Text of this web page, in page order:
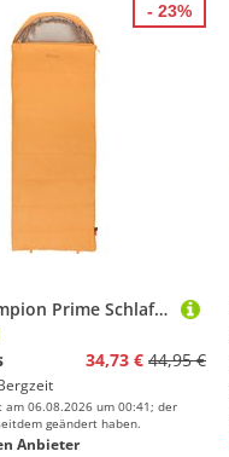
Outwell Campion Prime Schlafsack
34,73 € 44,95 €
06.08.2026 um 00:41; der
geändert haben.
Anbieter
- 23%